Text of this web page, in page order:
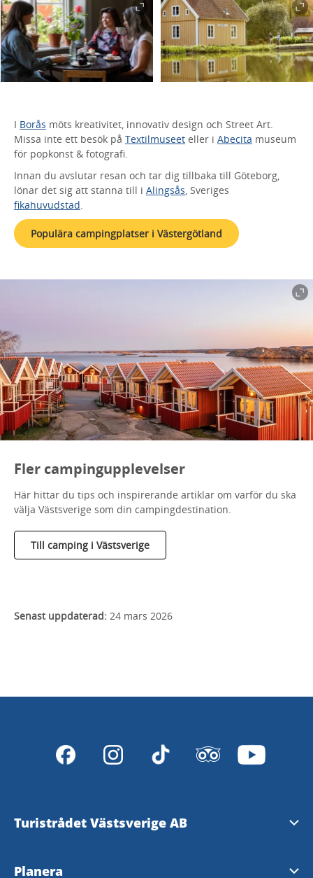
I Borås möts kreativitet, innovativ design och Street Art.
Missa inte ett besök på Textilmuseet eller i Abecita museum
för popkonst & fotografi.
Innan du avslutar resan och tar dig tillbaka till Göteborg,
lönar det sig att stanna till i Alingsås, Sveriges
fikahuvudstad.
Populära campingplatser i Västergötland
Fler campingupplevelser
Här hittar du tips och inspirerande artiklar om varför du ska
välja Västsverige som din campingdestination.
Till camping i Västsverige
Senast uppdaterad: 24 mars 2026
Turistrådet Västsverige AB
Tipsa om evenemang
Planera